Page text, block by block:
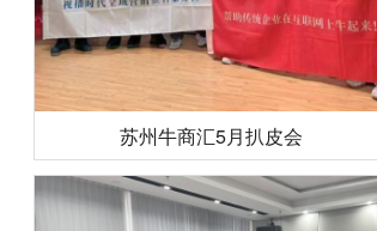
苏州牛商汇5月扒皮会